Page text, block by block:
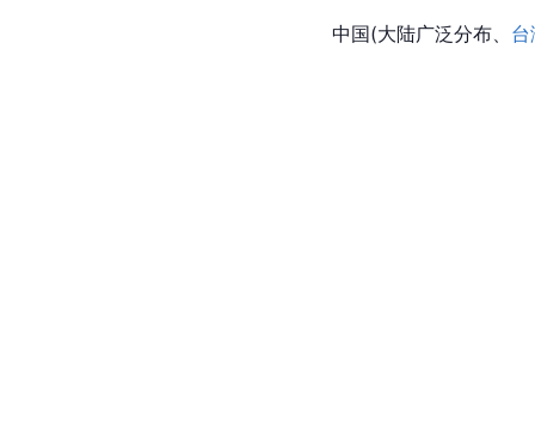
中国(大陆广泛分布、 台